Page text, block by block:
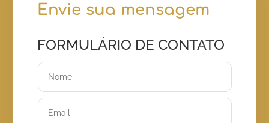
Envie sua mensagem
FORMULÁRIO DE CONTATO